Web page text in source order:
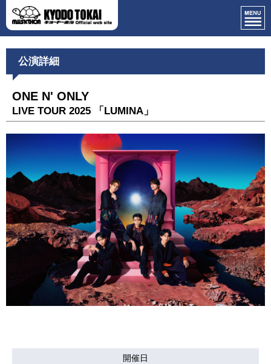
公演詳細
ONE N' ONLY
LIVE TOUR 2025 「LUMINA」
開催日